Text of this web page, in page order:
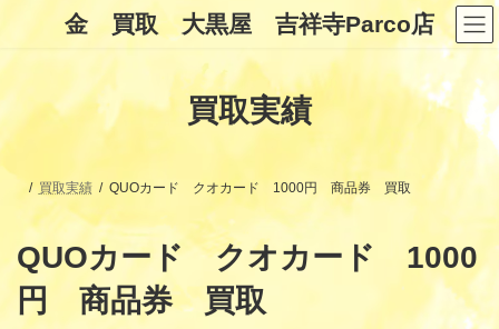
ン
キ
ッ
ー
に
移
金 買取 大黒屋 吉祥寺Parco店
買取実績
買取実績 QUOカード クオカード 1000円 商品券 買取
QUOカード クオカード 1000
円 商品券 買取